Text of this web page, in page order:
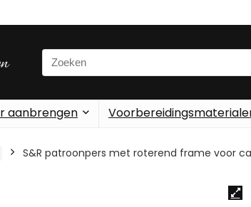
Search
for:
aanbrengen
S&R patroonpers met roterend frame voor